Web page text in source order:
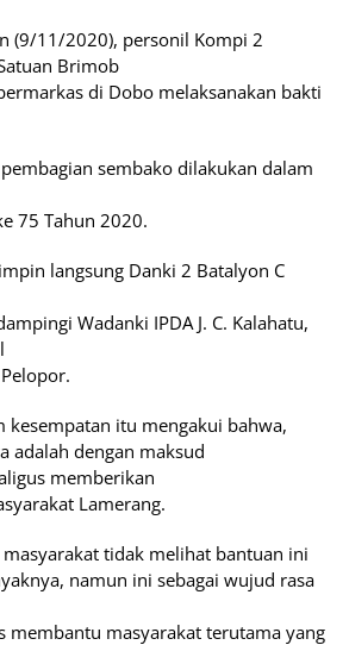
(9/11/2020), personil Kompi 2
Brimob
di Dobo melaksanakan bakti
sembako dilakukan dalam
75 Tahun 2020.
langsung Danki 2 Batalyon C
Wadanki IPDA J. C. Kalahatu,
kesempatan itu mengakui bahwa,
adalah dengan maksud
memberikan
Lamerang.
masyarakat tidak melihat bantuan ini
namun ini sebagai wujud rasa
membantu masyarakat terutama yang